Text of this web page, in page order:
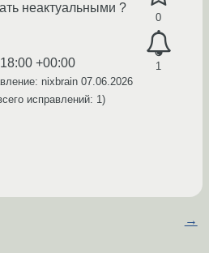
0
1
неактуальными ?
+00:00
nixbrain 07.06.2026
исправлений: 1)
→